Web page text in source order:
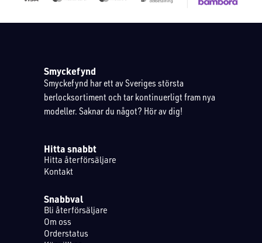
Smyckefynd
Smyckefynd har ett av Sveriges största
berlocksortiment och tar kontinuerligt fram nya
modeller. Saknar du något? Hör av dig!
Hitta snabbt
Hitta återförsäljare
Kontakt
Snabbval
Bli återförsäljare
Om oss
Orderstatus